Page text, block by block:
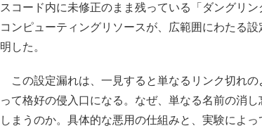
スコード内に未修正のまま残っている「ダングリ
コンピューティングリソースが、広範囲にわたる
明した。
この設定漏れは、一見すると単なるリンク切れの
って格好の侵入口になる。なぜ、単なる名前の消
しまうのか。具体的な悪用の仕組みと、実験によ